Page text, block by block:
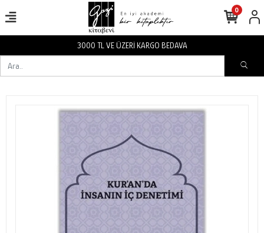
3000 TL VE ÜZERİ KARGO BEDAVA
0